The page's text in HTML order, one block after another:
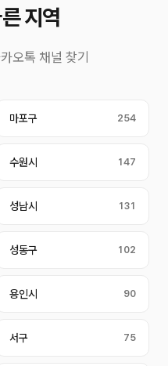
지역
오톡 채널 찾기
마포구 254
수원시 147
성남시 131
성동구 102
용인시 90
서구 75